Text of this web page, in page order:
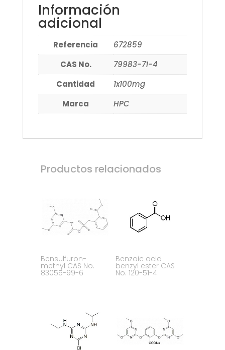
Información
adicional
Referencia
672859
CAS No.
79983-71-4
Cantidad
1x100mg
Marca
HPC
Productos relacionados
Bensulfuron-
methyl CAS No.
83055-99-6
Benzoic acid
benzyl ester CAS
No. 120-51-4